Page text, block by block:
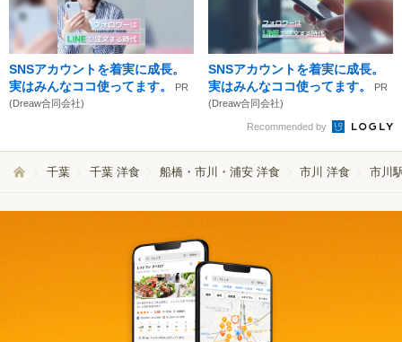
SNSアカウントを着実に成長。
実はみんなココ使ってます。
PR
(Dreaw合同会社)
SNSアカウントを着実に成長。
実はみんなココ使ってます。
PR
(Dreaw合同会社)
Recommended by
千葉 千葉 洋食 船橋・市川・浦安 洋食 市川 洋食 市川